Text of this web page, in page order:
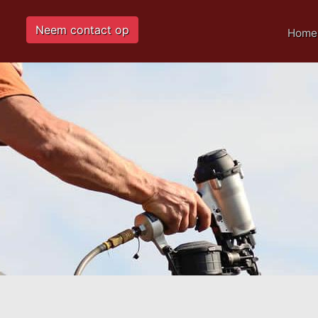
Neem contact op Home